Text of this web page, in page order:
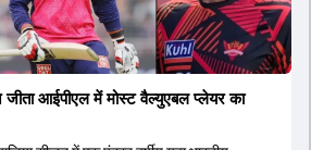
जीता आईपीएल में मोस्ट वैल्युएबल प्लेयर का